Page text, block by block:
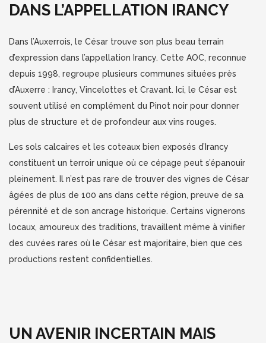
DANS L’APPELLATION IRANCY
Dans l’Auxerrois, le César trouve son plus beau terrain
d’expression dans l’appellation Irancy. Cette AOC, reconnue
depuis 1998, regroupe plusieurs communes situées près
d’Auxerre : Irancy, Vincelottes et Cravant. Ici, le César est
souvent utilisé en complément du Pinot noir pour donner
plus de structure et de profondeur aux vins rouges.
Les sols calcaires et les coteaux bien exposés d’Irancy
constituent un terroir unique où ce cépage peut s’épanouir
pleinement. Il n’est pas rare de trouver des vignes de César
âgées de plus de 100 ans dans cette région, preuve de sa
pérennité et de son ancrage historique. Certains vignerons
locaux, amoureux des traditions, travaillent même à vinifier
des cuvées rares où le César est majoritaire, bien que ces
productions restent confidentielles.
UN AVENIR INCERTAIN MAIS